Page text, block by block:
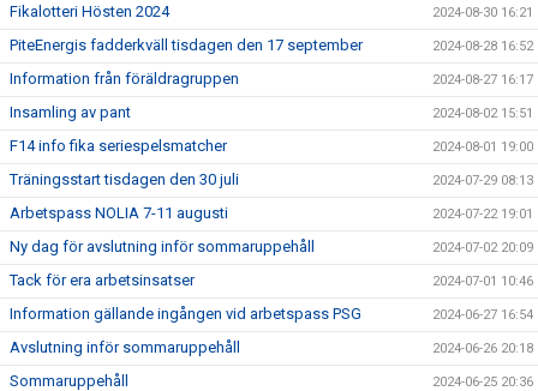
Fikalotteri Hösten 2024 2024-08-30 16:21
PiteEnergis fadderkväll tisdagen den 17 september 2024-08-28 16:52
Information från föräldragruppen 2024-08-27 16:17
Insamling av pant 2024-08-02 15:51
F14 info fika seriespelsmatcher 2024-08-01 19:00
Träningsstart tisdagen den 30 juli 2024-07-29 08:13
Arbetspass NOLIA 7-11 augusti 2024-07-22 19:01
Ny dag för avslutning inför sommaruppehåll 2024-07-02 20:09
Tack för era arbetsinsatser 2024-07-01 10:46
Information gällande ingången vid arbetspass PSG 2024-06-27 16:54
Avslutning inför sommaruppehåll 2024-06-26 20:18
Sommaruppehåll 2024-06-25 20:36